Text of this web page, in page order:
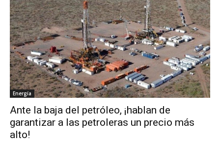
Energía
Ante la baja del petróleo, ¡hablan de
garantizar a las petroleras un precio más
alto!